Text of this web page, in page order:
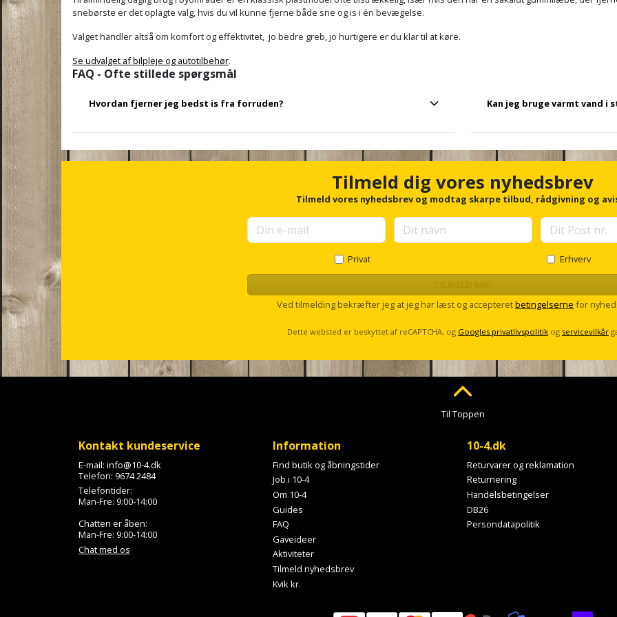
snebørste er det oplagte valg, hvis du vil kunne fjerne både sne og is i én bevægelse.
Valget handler altså om komfort og effektivitet, jo bedre greb, jo hurtigere er du klar til at køre.
Se udvalget af bilpleje og autotilbehør.
FAQ - Ofte stillede spørgsmål
Hvordan fjerner jeg bedst is fra forruden?
Brug en isskraber med et fast tryk, men uden at ridse glasset. Start med at tænde for
bilens varme, så isen løsnes. Du kan eventuelt supplere med en isfjerner væske,
Kan jeg bruge varmt vand i
Nej, varmt vand kan få ruden
den får. Brug altid en
vinduet hurtigt, hvis isen er
Tilmeld dig vores nyhedsbrev
Tilmeld vores nyhedsbrev og modtag skarpe tilbud, rådgivning og
Privat Erhverv
Ved tilmelding bekræfter jeg at jeg har læst og accepteretbetingelserne for
Dette websted er beskyttet af reCAPTCHA, og Googles privatlivspolitik og servicevilkår
Til Toppen
Kontakt kundeservice
E-mail: info@10-4.dk
Telefon: 9674 2484
Telefontider:
Man-Fre: 9:00-14:00
Chatten er åben:
Man-Fre: 9:00-14:00
Chat med os
Information
Find butik og åbningstider
Job i 10-4
Om 10-4
Guides
FAQ
Gaveideer
Aktiviteter
Tilmeld nyhedsbrev
Kvik kr.
10-4.dk
Returvarer og reklamation
Returnering
Handelsbetingelser
DB26
Persondatapolitik